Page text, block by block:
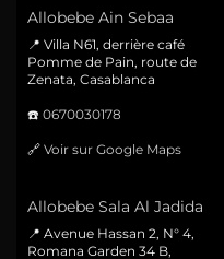
Allobebe Ain Sebaa
📍 Villa N61, derrière café
Pomme de Pain, route de
Zenata, Casablanca
☎️ 0670030178
🔗 Voir sur Google Maps
Allobebe Sala Al Jadida
📍 Avenue Hassan 2, N° 4,
Romana Garden 34 B,